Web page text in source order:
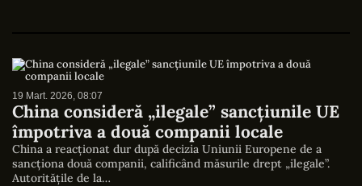
19 Mart. 2026, 08:07
China consideră „ilegale” sancțiunile UE
împotriva a două companii locale
China a reacționat dur după decizia Uniunii Europene de a
sancționa două companii, calificând măsurile drept „ilegale”.
Autoritățile de la…